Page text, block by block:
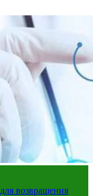
возвращения